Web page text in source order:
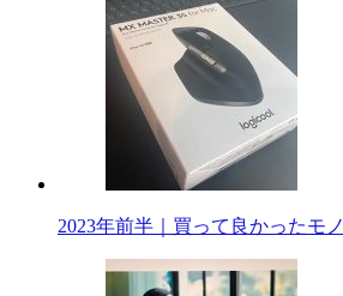
2023年前半｜買って良かったモノ